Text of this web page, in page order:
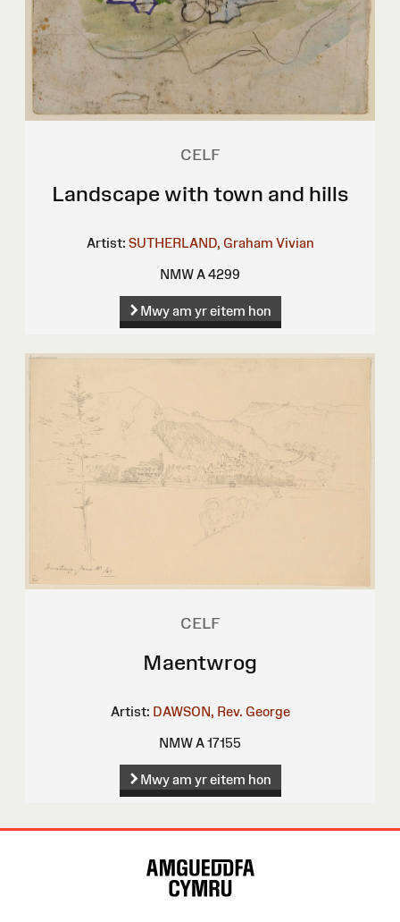
CELF
Landscape with town and hills
Artist: SUTHERLAND, Graham Vivian
NMW A 4299
Mwy am yr eitem hon
CELF
Maentwrog
Artist: DAWSON, Rev. George
NMW A 17155
Mwy am yr eitem hon